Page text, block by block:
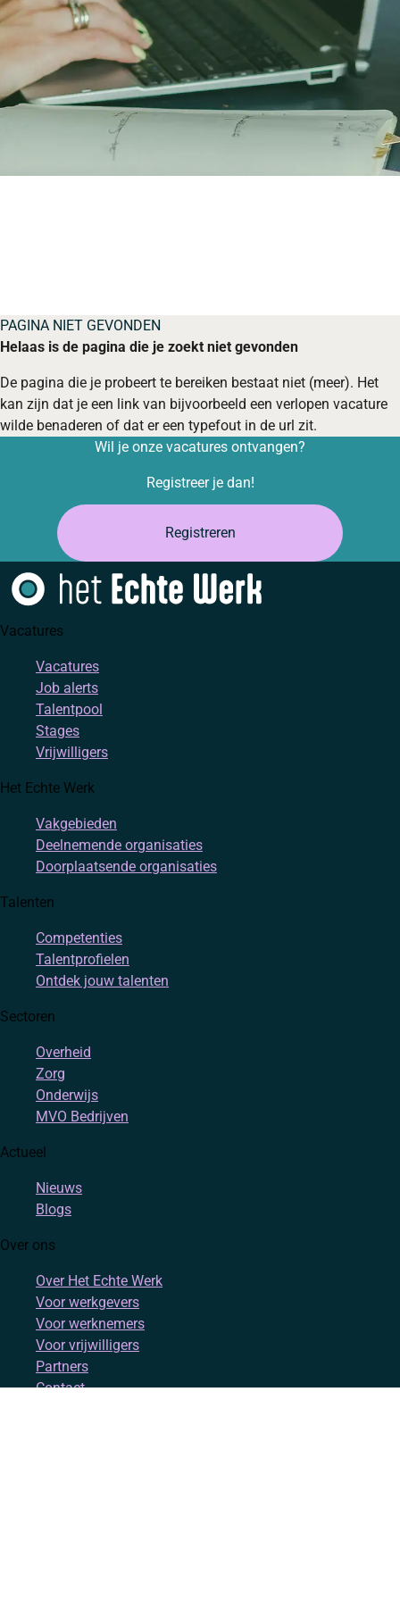
PAGINA NIET GEVONDEN
Helaas is de pagina die je zoekt niet gevonden
De pagina die je probeert te bereiken bestaat niet (meer). Het
kan zijn dat je een link van bijvoorbeeld een verlopen vacature
wilde benaderen of dat er een typefout in de url zit.
Wil je onze vacatures ontvangen?
Registreer je dan!
Registreren
Vacatures
Vacatures
Job alerts
Talentpool
Stages
Vrijwilligers
Het Echte Werk
Vakgebieden
Deelnemende organisaties
Doorplaatsende organisaties
Talenten
Competenties
Talentprofielen
Ontdek jouw talenten
Sectoren
Overheid
Zorg
Onderwijs
MVO Bedrijven
Actueel
Nieuws
Blogs
Over ons
Over Het Echte Werk
Voor werkgevers
Voor werknemers
Voor vrijwilligers
Partners
Contact